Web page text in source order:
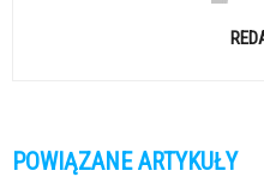
POWIĄZANE ARTYKUŁY